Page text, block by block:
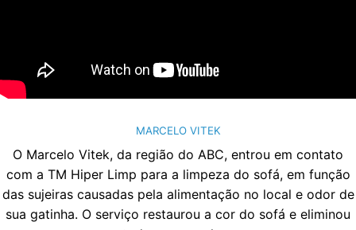
MARCELO VITEK
O Marcelo Vitek, da região do ABC, entrou em contato
com a TM Hiper Limp para a limpeza do sofá, em função
das sujeiras causadas pela alimentação no local e odor de
sua gatinha. O serviço restaurou a cor do sofá e eliminou